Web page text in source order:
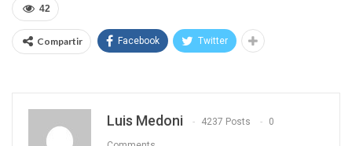
42
Compartir Facebook Twitter
Luis Medoni 4237 Posts 0